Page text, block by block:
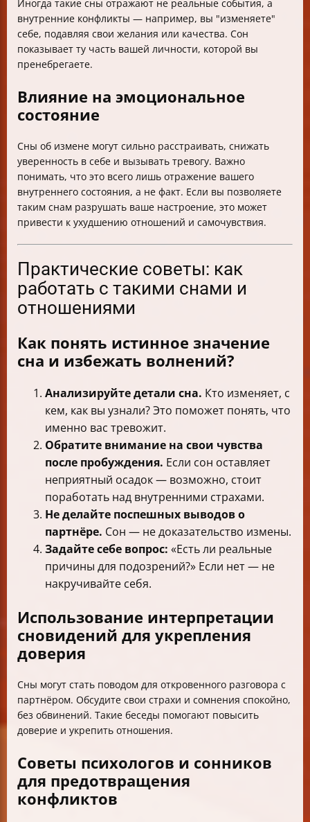
Иногда такие сны отражают не реальные события, а
внутренние конфликты — например, вы "изменяете"
себе, подавляя свои желания или качества. Сон
показывает ту часть вашей личности, которой вы
пренебрегаете.
Влияние на эмоциональное
состояние
Сны об измене могут сильно расстраивать, снижать
уверенность в себе и вызывать тревогу. Важно
понимать, что это всего лишь отражение вашего
внутреннего состояния, а не факт. Если вы позволяете
таким снам разрушать ваше настроение, это может
привести к ухудшению отношений и самочувствия.
Практические советы: как
работать с такими снами и
отношениями
Как понять истинное значение
сна и избежать волнений?
Анализируйте детали сна. Кто изменяет, с
кем, как вы узнали? Это поможет понять, что
именно вас тревожит.
Обратите внимание на свои чувства
после пробуждения. Если сон оставляет
неприятный осадок — возможно, стоит
поработать над внутренними страхами.
Не делайте поспешных выводов о
партнёре. Сон — не доказательство измены.
Задайте себе вопрос: «Есть ли реальные
причины для подозрений?» Если нет — не
накручивайте себя.
Использование интерпретации
сновидений для укрепления
доверия
Сны могут стать поводом для откровенного разговора с
партнёром. Обсудите свои страхи и сомнения спокойно,
без обвинений. Такие беседы помогают повысить
доверие и укрепить отношения.
Советы психологов и сонников
для предотвращения
конфликтов